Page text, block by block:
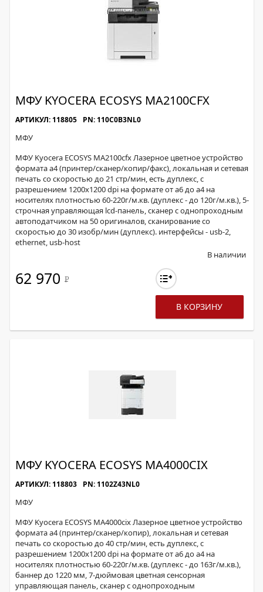
МФУ KYOCERA ECOSYS MA2100CFX
АРТИКУЛ: 118805 PN: 110C0B3NL0
МФУ
МФУ Kyocera ECOSYS MA2100cfx Лазерное цветное устройство
формата а4 (принтер/сканер/копир/факс), локальная и сетевая
печать со скоростью до 21 стр/мин, есть дуплекс, с
разрешением 1200х1200 dpi на формате от а6 до а4 на
носителях плотностью 60-220г/м.кв. (дуплекс - до 120г/м.кв.), 5-
строчная управляющая lcd-панель, сканер с однопроходным
автоподатчиком на 50 оригиналов, сканирование со
скоростью до 30 изобр/мин (дуплекс). интерфейсы - usb-2,
ethernet, usb-host
В наличии
62 970 Р
В КОРЗИНУ
МФУ KYOCERA ECOSYS MA4000CIX
АРТИКУЛ: 118803 PN: 1102Z43NL0
МФУ
МФУ Kyocera ECOSYS MA4000cix Лазерное цветное устройство
формата а4 (принтер/сканер/копир), локальная и сетевая
печать со скоростью до 40 стр/мин, есть дуплекс, с
разрешением 1200х1200 dpi на формате от а6 до а4 на
носителях плотностью 60-220г/м.кв. (дуплекс - до 163г/м.кв.),
баннер до 1220 мм, 7-дюймовая цветная сенсорная
управляющая панель, сканер с однопроходным